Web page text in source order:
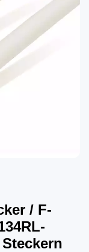
/ F-